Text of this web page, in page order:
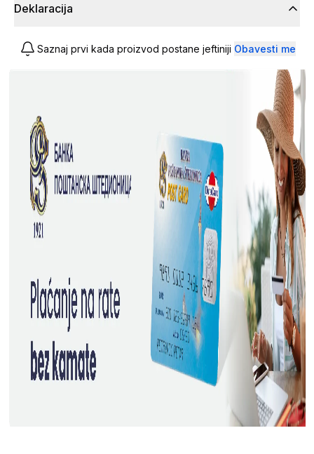
Deklaracija
Saznaj prvi kada proizvod postane jeftiniji Obavesti me